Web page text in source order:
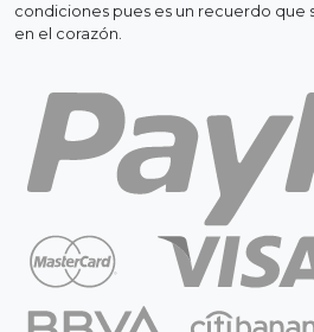
condiciones pues es un recuerdo que
en el corazón.